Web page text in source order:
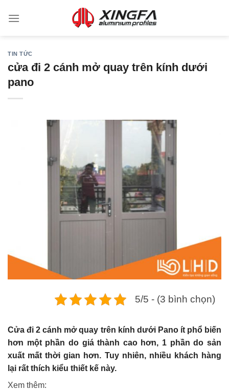
TIN TỨC
cửa đi 2 cánh mở quay trên kính dưới
pano
5/5 - (3 bình chọn)
Cửa đi 2 cánh mở quay trên kính dưới Pano ít phổ biến
hơn một phần do giá thành cao hơn, 1 phần do sản
xuất mất thời gian hơn. Tuy nhiên, nhiều khách hàng
lại rất thích kiểu thiết kế này.
Xem thêm: